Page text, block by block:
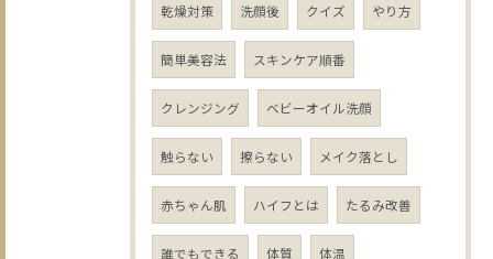
乾燥対策 洗顔後 クイズ やり方
簡単美容法 スキンケア順番
クレンジング ベビーオイル洗顔
触らない 擦らない メイク落とし
赤ちゃん肌 ハイフとは たるみ改善
誰でもできる 体質 体温